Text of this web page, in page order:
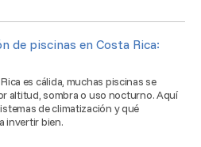
de piscinas en Costa Rica:
es cálida, muchas piscinas se
altitud, sombra o uso nocturno. Aquí
de climatización y qué
invertir bien.